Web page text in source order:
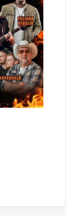
samazinātu